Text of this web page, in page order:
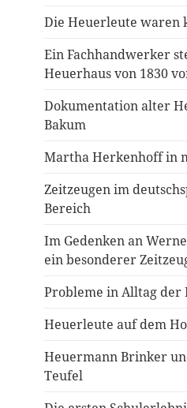
Die Heuerleute waren
Ein Fachhandwerker
Heuerhaus von 1830
Dokumentation alter
Bakum
Martha Herkenhoff in
Zeitzeugen im
Bereich
Im Gedenken an
ein besonderer
Probleme in Alltag der
Heuerleute auf dem
Heuermann Brinker
Teufel